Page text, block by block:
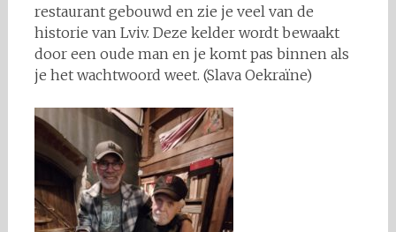
restaurant gebouwd en zie je veel van de
historie van Lviv. Deze kelder wordt bewaakt
door een oude man en je komt pas binnen als
je het wachtwoord weet. (Slava Oekraïne)